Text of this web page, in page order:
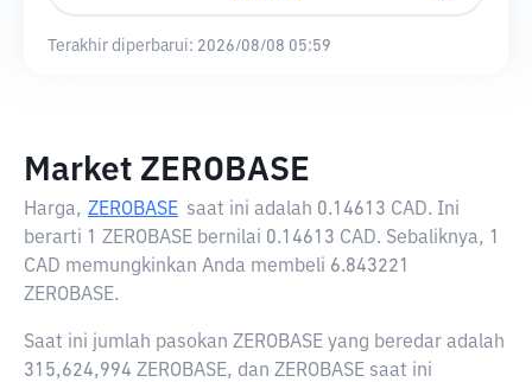
Terakhir diperbarui: 2026/08/08 05:59
Market ZEROBASE
Harga, ZEROBASE saat ini adalah 0.14613 CAD. Ini
berarti 1 ZEROBASE bernilai 0.14613 CAD. Sebaliknya, 1
CAD memungkinkan Anda membeli 6.843221
ZEROBASE.
Saat ini jumlah pasokan ZEROBASE yang beredar adalah
315,624,994 ZEROBASE, dan ZEROBASE saat ini